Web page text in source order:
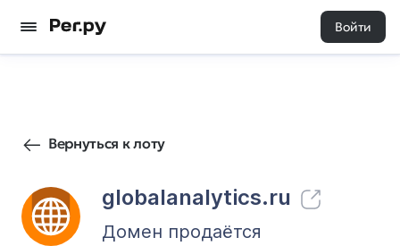
Войти
Вернуться к лоту
globalanalytics.ru
213 0
Домен продаётся